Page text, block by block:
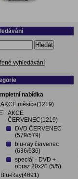
Hledat
vyhledávání
nabídka
AKCE měsíce(1219)
AKCE
ČERVENEC(1219)
DVD ČERVENEC
(579/579)
blu-ray červenec
(636/636)
speciál - DVD +
obraz 20x20 (5/5)
Blu-Ray(4691)